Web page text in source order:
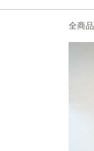
全商品